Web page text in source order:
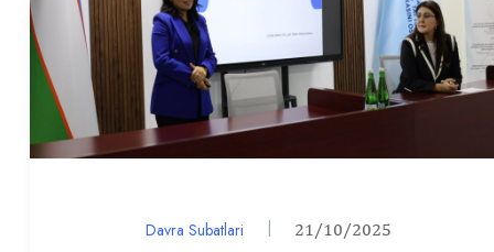
Davra Subatlari 21/10/2025